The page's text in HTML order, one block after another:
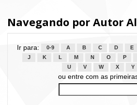
Navegando por Autor
Ir para: 0-9 A B C D E
J
K L M N O P
U
V W X Y
ou entre com as